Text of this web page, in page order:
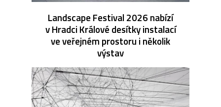
Landscape Festival 2026 nabízí
v Hradci Králové desítky instalací
ve veřejném prostoru i několik
výstav